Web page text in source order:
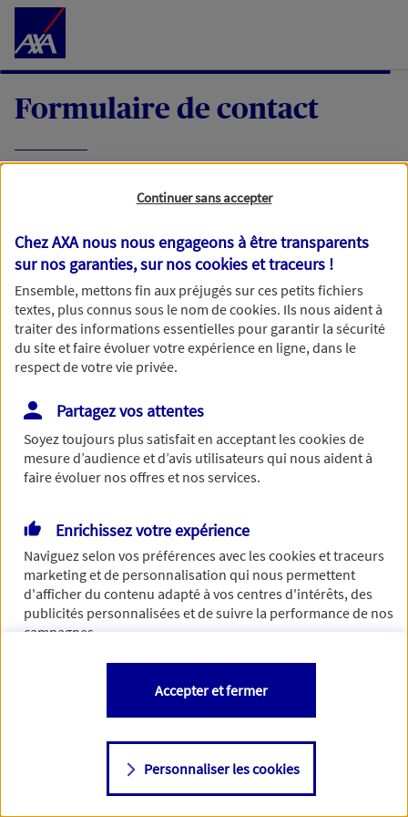
Accéder au Contenu
Formulaire de contact
demande, nous vous répondrons dans les
meilleurs délais par mail ou par téléphone.
Votre message :
Vous disposez de droits sur les informations vous concernant. Pour
plus d’informations,cliquez ici.
Continuer sans accepter
Chez AXA nous nous engageons à être transparents
sur nos garanties, sur noscookies et traceurs !
Ensemble, mettons fin aux préjugés sur ces petits fichiers
textes, plus connus sous le nom decookies. Ils nous aident à
traiter des informations essentielles pour garantir la sécurité
du site et faire évoluer votre expérience en ligne, dans le
respect de votre vie privée.
Partagez vos attentes
Soyez toujours plus satisfait en acceptant lescookiesde
mesure d’audience et d’avis utilisateurs qui nous aident à
faire évoluer nos offres et nos services.
Enrichissez votre expérience
Naviguez selon vos préférences avec lescookies et traceurs
marketing et de personnalisation qui nous permettent
d'afficher du contenu adapté à vos centres d'intérêts, des
publicités personnalisées et de suivre la performance de nos
campagnes.
Vous êtes libre de les accepter, de les refuser comme de
changer d'avis à tout moment en allant sur
Consulter notre politique decookies
Personnaliser les cookies
Accepter et fermer